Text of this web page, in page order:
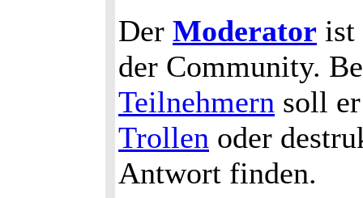
Der Moderator ist
der Community.
Teilnehmern soll
Trollen oder
Antwort finden.